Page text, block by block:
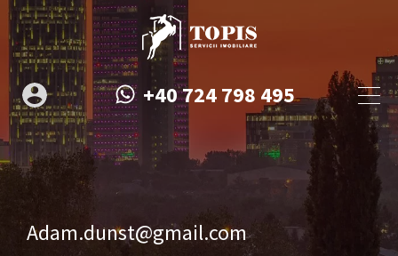
+40 724 798 495
Adam.dunst@gmail.com